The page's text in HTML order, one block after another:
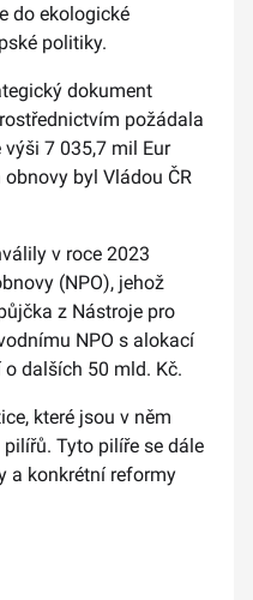
do ekologické
politiky.
dokument
požádala
7 035,7 mil Eur
byl Vládou ČR
v roce 2023
(NPO), jehož
z Nástroje pro
NPO s alokací
dalších 50 mld. Kč.
které jsou v něm
Tyto pilíře se dále
a konkrétní reformy